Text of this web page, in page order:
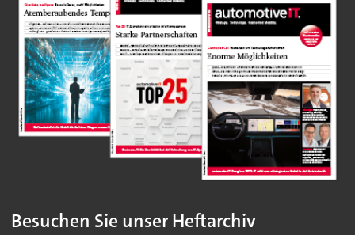
Besuchen Sie unser Heftarchiv